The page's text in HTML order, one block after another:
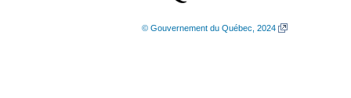
© Gouvernement du Québec, 2024